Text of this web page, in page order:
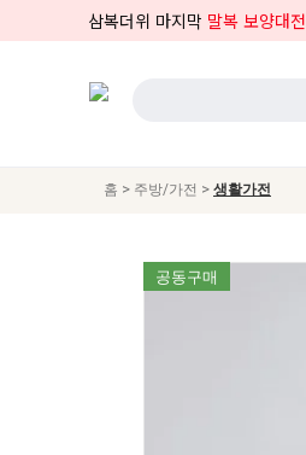
삼복더위 마지막 말복 보양대전
홈 > 주방/가전 > 생활가전
공동구매